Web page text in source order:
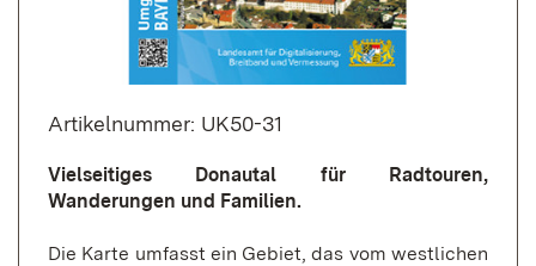
Artikelnummer: UK50-31
Vielseitiges Donautal für Radtouren,
Wanderungen und Familien.
Die Karte umfasst ein Gebiet, das vom westlichen